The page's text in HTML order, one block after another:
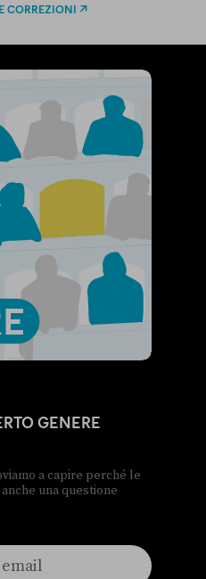
CORREZIONI
GENERE
a capire perché le
una questione